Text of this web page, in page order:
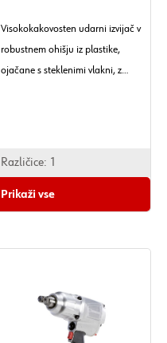
Visokokakovosten udarni izvijač v
robustnem ohišju iz plastike,
ojačane s steklenimi vlakni, z
Različice: 1
Prikaži vse